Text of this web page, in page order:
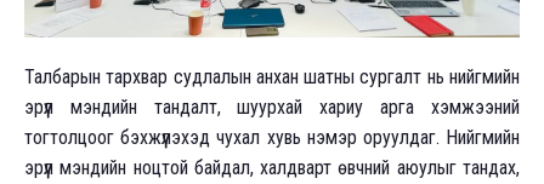
Талбарын тархвар судлалын анхан шатны сургалт нь нийгмийн
эрүүл мэндийн тандалт, шуурхай хариу арга хэмжээний
тогтолцоог бэхжүүлэхэд чухал хувь нэмэр оруулдаг. Нийгмийн
эрүүл мэндийн ноцтой байдал, халдварт өвчний аюулыг тандах,